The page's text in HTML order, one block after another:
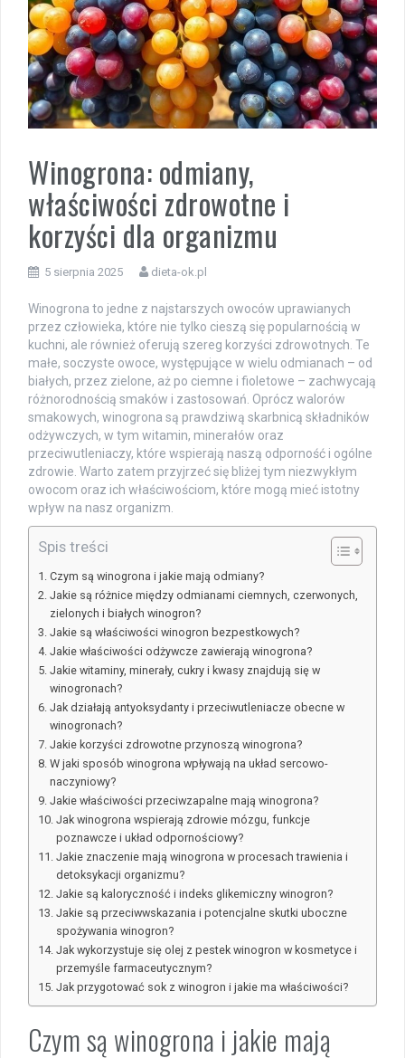
Winogrona: odmiany,
właściwości zdrowotne i
korzyści dla organizmu
5 sierpnia 2025 dieta-ok.pl
Winogrona to jedne z najstarszych owoców uprawianych
przez człowieka, które nie tylko cieszą się popularnością w
kuchni, ale również oferują szereg korzyści zdrowotnych. Te
małe, soczyste owoce, występujące w wielu odmianach – od
białych, przez zielone, aż po ciemne i fioletowe – zachwycają
różnorodnością smaków i zastosowań. Oprócz walorów
smakowych, winogrona są prawdziwą skarbnicą składników
odżywczych, w tym witamin, minerałów oraz
przeciwutleniaczy, które wspierają naszą odporność i ogólne
zdrowie. Warto zatem przyjrzeć się bliżej tym niezwykłym
owocom oraz ich właściwościom, które mogą mieć istotny
wpływ na nasz organizm.
Spis treści
Czym są winogrona i jakie mają odmiany?
Jakie są różnice między odmianami ciemnych, czerwonych,
zielonych i białych winogron?
Jakie są właściwości winogron bezpestkowych?
Jakie właściwości odżywcze zawierają winogrona?
Jakie witaminy, minerały, cukry i kwasy znajdują się w
winogronach?
Jak działają antyoksydanty i przeciwutleniacze obecne w
winogronach?
Jakie korzyści zdrowotne przynoszą winogrona?
W jaki sposób winogrona wpływają na układ sercowo-
naczyniowy?
Jakie właściwości przeciwzapalne mają winogrona?
Jak winogrona wspierają zdrowie mózgu, funkcje
poznawcze i układ odpornościowy?
Jakie znaczenie mają winogrona w procesach trawienia i
detoksykacji organizmu?
Jakie są kaloryczność i indeks glikemiczny winogron?
Jakie są przeciwwskazania i potencjalne skutki uboczne
spożywania winogron?
Jak wykorzystuje się olej z pestek winogron w kosmetyce i
przemyśle farmaceutycznym?
Jak przygotować sok z winogron i jakie ma właściwości?
Czym są winogrona i jakie mają